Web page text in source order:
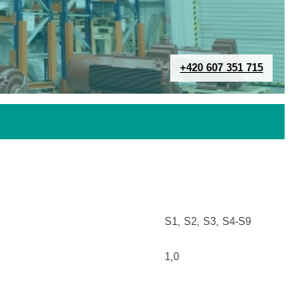
+420 607 351 715
S1, S2, S3, S4-S9
1,0